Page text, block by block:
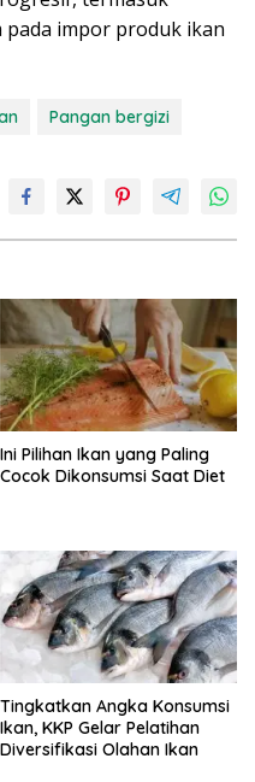
impor produk ikan
Pangan bergizi
Ini Pilihan Ikan yang Paling
Cocok Dikonsumsi Saat Diet
Tingkatkan Angka Konsumsi
Ikan, KKP Gelar Pelatihan
Diversifikasi Olahan Ikan